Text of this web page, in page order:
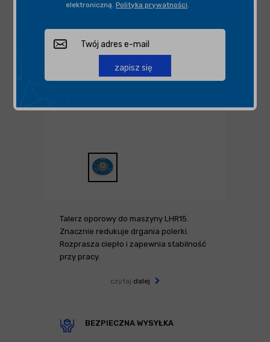
Talerz oporowy do maszyny LHR15.
Znacznie redukuje drgania polerki.
Rozprasza ciepło i zapewnia stabilność
przy pracy.
czytaj dalej
BEZPIECZNA WYSYŁKA
elektroniczną. Polityka prywatności.
zapisz się